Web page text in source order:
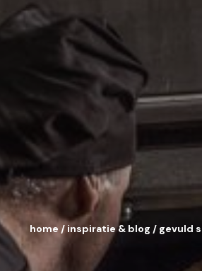
home / inspiratie & blog / gevuld